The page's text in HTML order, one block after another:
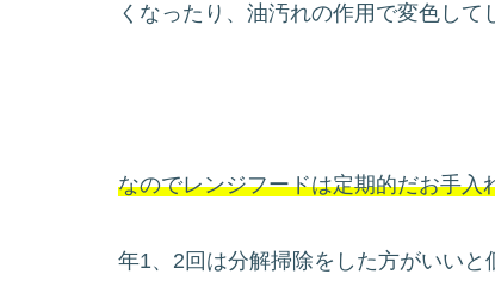
くなったり、油汚れの作用で変色して
なのでレンジフードは定期的だお手入
年1、2回は分解掃除をした方がいいと